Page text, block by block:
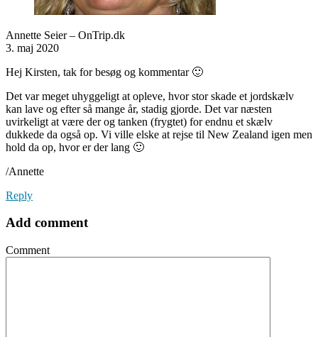
Annette Seier – OnTrip.dk
3. maj 2020
Hej Kirsten, tak for besøg og kommentar 🙂
Det var meget uhyggeligt at opleve, hvor stor skade et jordskælv
kan lave og efter så mange år, stadig gjorde. Det var næsten
uvirkeligt at være der og tanken (frygtet) for endnu et skælv
dukkede da også op. Vi ville elske at rejse til New Zealand igen men
hold da op, hvor er der lang 🙂
/Annette
Reply
Add comment
Comment